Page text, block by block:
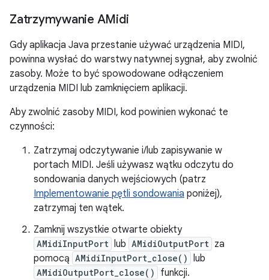
Zatrzymywanie AMidi
Gdy aplikacja Java przestanie używać urządzenia MIDI,
powinna wysłać do warstwy natywnej sygnał, aby zwolnić
zasoby. Może to być spowodowane odłączeniem
urządzenia MIDI lub zamknięciem aplikacji.
Aby zwolnić zasoby MIDI, kod powinien wykonać te
czynności:
Zatrzymaj odczytywanie i/lub zapisywanie w
portach MIDI. Jeśli używasz wątku odczytu do
sondowania danych wejściowych (patrz
Implementowanie pętli sondowania poniżej),
zatrzymaj ten wątek.
Zamknij wszystkie otwarte obiekty
AMidiInputPort lub AMidiOutputPort za
pomocą AMidiInputPort_close() lub
AMidiOutputPort_close()
funkcji.